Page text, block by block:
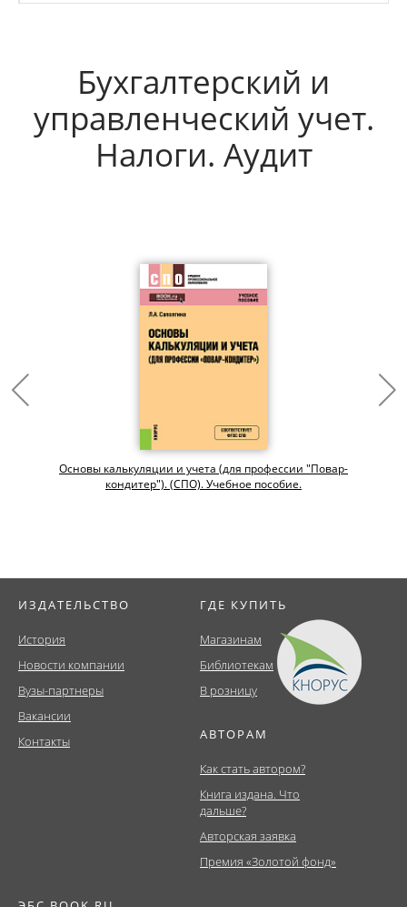
Бухгалтерский и
управленческий учет.
Налоги. Аудит
Основы калькуляции и учета (для профессии "Повар-
кондитер"). (СПО). Учебное пособие.
ИЗДАТЕЛЬСТВО
История
Новости компании
Вузы-партнеры
Вакансии
Контакты
ГДЕ КУПИТЬ
Магазинам
Библиотекам
В розницу
АВТОРАМ
Как стать автором?
Книга издана. Что
дальше?
Авторская заявка
Премия «Золотой фонд»